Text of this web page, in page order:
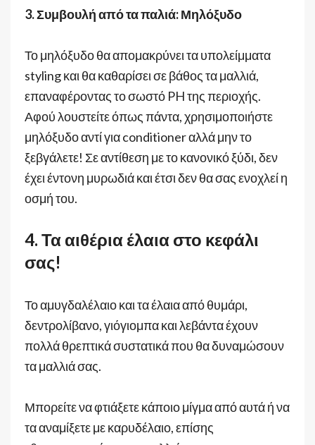
3. Συμβουλή από τα παλιά: Μηλόξυδο
Το μηλόξυδο θα απομακρύνει τα υπολείμματα
styling και θα καθαρίσει σε βάθος τα μαλλιά,
επαναφέροντας το σωστό PH της περιοχής.
Αφού λουστείτε όπως πάντα, χρησιμοποιήστε
μηλόξυδο αντί για conditioner αλλά μην το
ξεβγάλετε! Σε αντίθεση με το κανονικό ξύδι, δεν
έχει έντονη μυρωδιά και έτσι δεν θα σας ενοχλεί η
οσμή του.
4. Τα αιθέρια έλαια στο κεφάλι
σας!
Το αμυγδαλέλαιο και τα έλαια από θυμάρι,
δεντρολίβανο, γιόγιομπα και λεβάντα έχουν
πολλά θρεπτικά συστατικά που θα δυναμώσουν
τα μαλλιά σας.
Μπορείτε να φτιάξετε κάποιο μίγμα από αυτά ή να
τα αναμίξετε με καρυδέλαιο, επίσης